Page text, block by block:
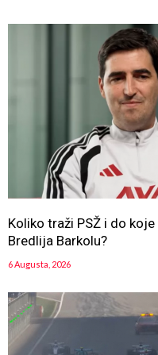
Koliko traži PSŽ i do
Bredlija Barkolu?
6 Augusta, 2026